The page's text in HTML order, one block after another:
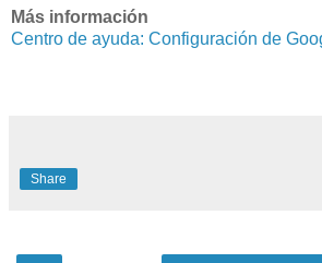
Más información
Centro de ayuda: Configuración de
Share